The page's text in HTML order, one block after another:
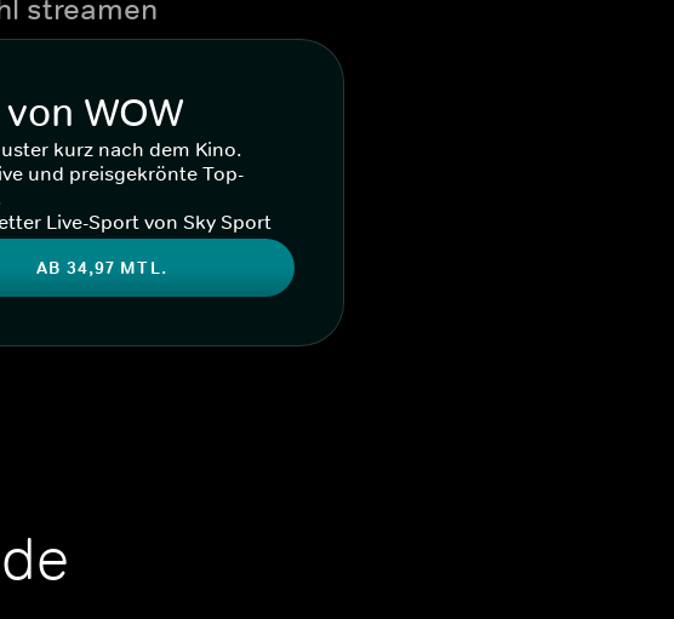
streamen
WOW
kurz nach dem Kino.
und preisgekrönte Top-
Live-Sport von Sky Sport
AB 34,97 MTL.